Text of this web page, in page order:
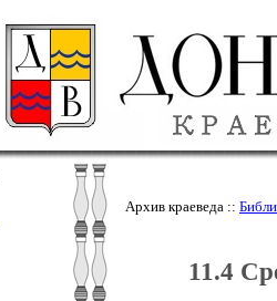
Архив краеведа ::
11.4